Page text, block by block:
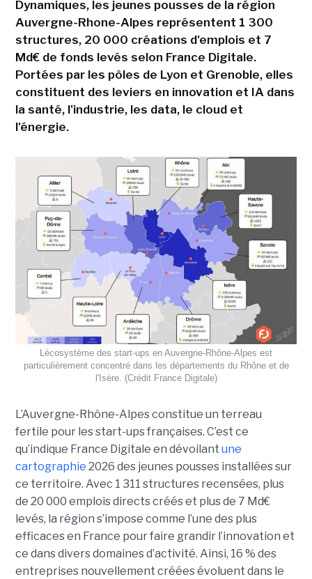
Dynamiques, les jeunes pousses de la région
Auvergne-Rhone-Alpes représentent 1 300
structures, 20 000 créations d'emplois et 7
Md€ de fonds levés selon France Digitale.
Portées par les pôles de Lyon et Grenoble, elles
constituent des leviers en innovation et IA dans
la santé, l'industrie, les data, le cloud et
l'énergie.
Lécosystème des start-ups en Auvergne-Rhône-Alpes est
particulièrement concentré dans les départements du Rhône et de
l'Isère. (Crédit France Digitale)
L’Auvergne-Rhône-Alpes constitue un terreau
fertile pour les start-ups françaises. C’est ce
qu’indique France Digitale en dévoilant une
cartographie 2026 des jeunes pousses installées sur
ce territoire. Avec 1 311 structures recensées, plus
de 20 000 emplois directs créés et plus de 7 Md€
levés, la région s’impose comme l’une des plus
efficaces en France pour faire grandir l’innovation et
ce dans divers domaines d’activité. Ainsi, 16 % des
entreprises nouvellement créées évoluent dans le